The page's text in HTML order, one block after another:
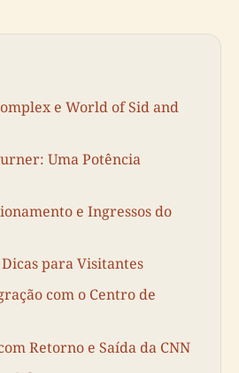
e World of Sid and
Uma Potência
e Ingressos do
para Visitantes
com o Centro de
Retorno e Saída da CNN